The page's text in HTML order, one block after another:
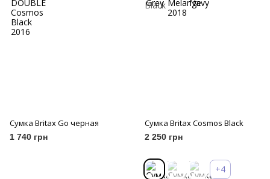
Сумка Britax Go черная
1 740 грн
Сумка Britax Cosmos Black
2 250 грн
+4